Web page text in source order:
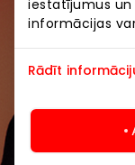
iestatījumus un
informācijas
Rādīt
Uzzini
pasākumiem